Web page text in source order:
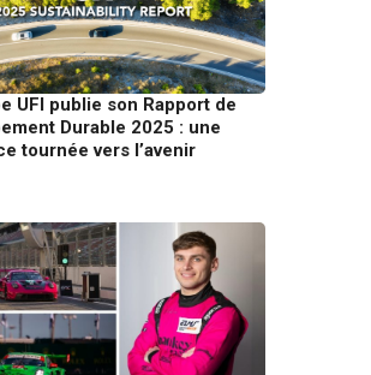
UFI publie son Rapport de
Durable 2025 : une
tournée vers l’avenir